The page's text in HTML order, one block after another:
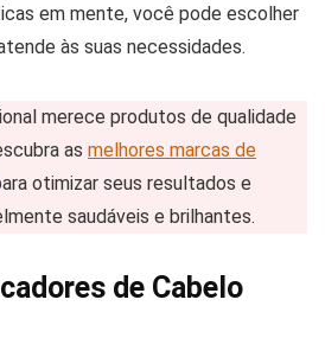
em mente, você pode escolher
às suas necessidades.
merece produtos de qualidade
as melhores marcas de
otimizar seus resultados e
saudáveis e brilhantes.
de Cabelo